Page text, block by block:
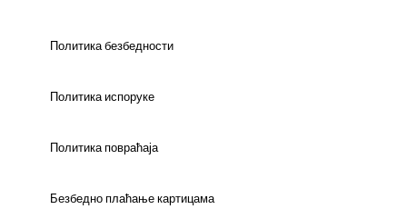
Политика безбедности
Политика испоруке
Политика повраћаја
Безбедно плаћање картицама